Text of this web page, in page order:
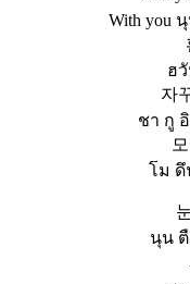
With you
ฮ
자
ชา กู
โม ดึ
นุน